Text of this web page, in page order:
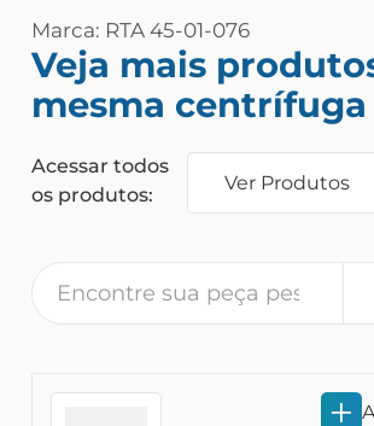
Marca: RTA 45-01-076
Veja mais
mesma centrífuga
Acessar todos
os produtos:
Ver Produtos